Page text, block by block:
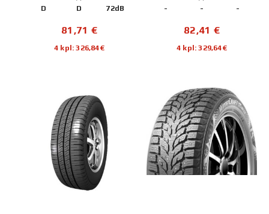
D D 72dB
81,71 €
4 kpl: 326,84€
- - -
82,41 €
4 kpl: 329,64€